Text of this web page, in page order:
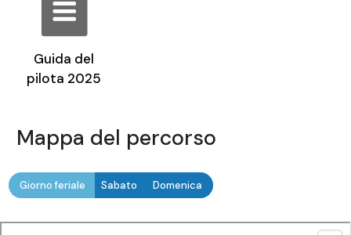
Guida del
pilota 2025
Mappa del percorso
Giorno feriale Sabato Domenica